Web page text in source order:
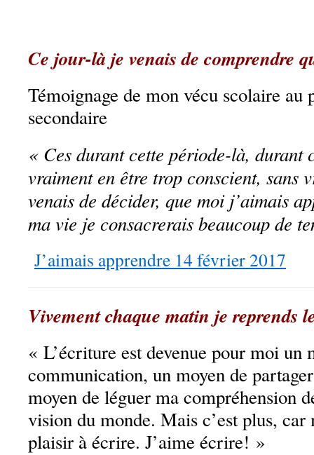
Ce jour-là je venais de comprendre
Témoignage de mon vécu scolaire au
secondaire
« Ces durant cette période-là, durant
vraiment en être trop conscient, sans
venais de décider, que moi j’aimais
ma vie je consacrerais beaucoup de
J’aimais apprendre 14 février 2017
Vivement chaque matin je reprends
« L’écriture est devenue pour moi un
communication, un moyen de
moyen de léguer ma compréhension
vision du monde. Mais c’est plus, car
plaisir à écrire. J’aime écrire! »